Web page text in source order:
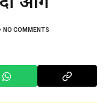
NO COMMENTS